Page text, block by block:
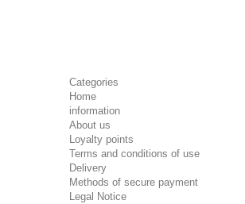
Categories
Home
information
About us
Loyalty points
Terms and conditions of use
Delivery
Methods of secure payment
Legal Notice